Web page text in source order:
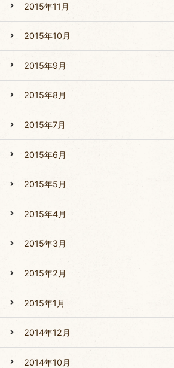
2015年11月
2015年10月
2015年9月
2015年8月
2015年7月
2015年6月
2015年5月
2015年4月
2015年3月
2015年2月
2015年1月
2014年12月
2014年10月